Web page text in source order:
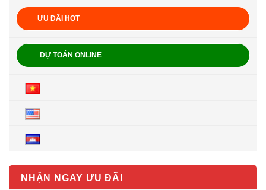
ƯU ĐÃI HOT
DỰ TOÁN ONLINE
NHẬN NGAY ƯU ĐÃI